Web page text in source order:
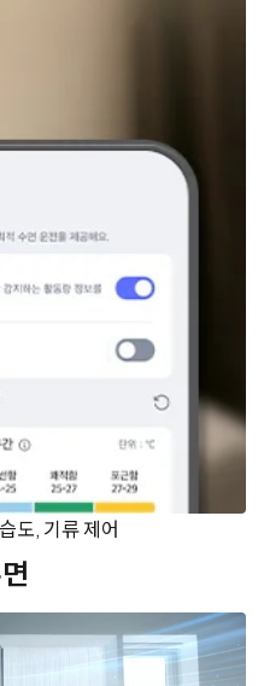
도, 기류 제어